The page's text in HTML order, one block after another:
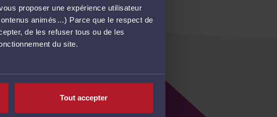
proposer une expérience utilisateur
animés…) Parce que le respect de
de les refuser tous ou de les
du site.
Tout accepter